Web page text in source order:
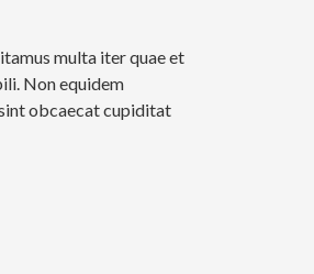
multa iter quae et
Non equidem
obcaecat cupiditat